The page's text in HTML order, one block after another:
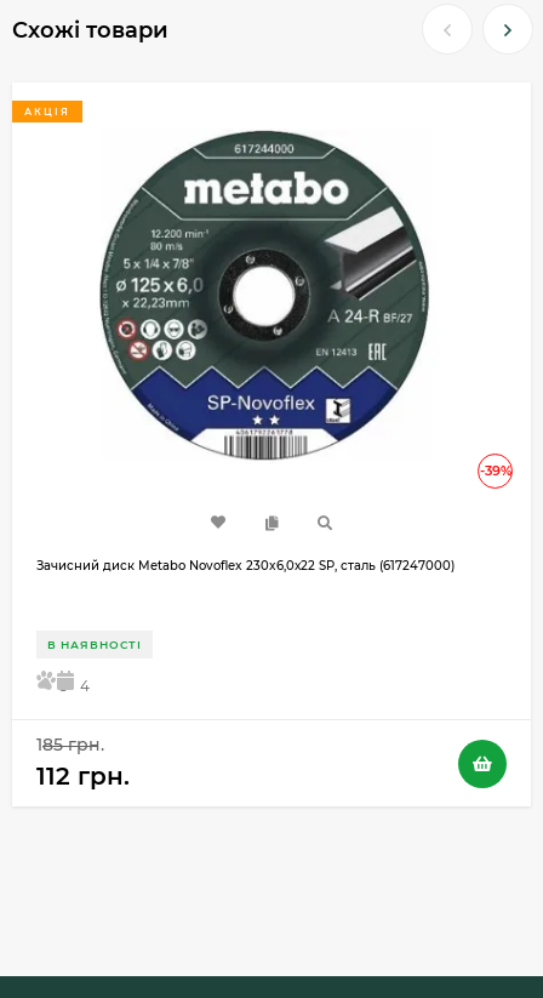
Схожі товари
-39%
АКЦІЯ
Зачисний диск Metabo Novoflex 230x6,0х22 SP, сталь (617247000)
В НАЯВНОСТІ
5 4
185 грн.
112 грн.